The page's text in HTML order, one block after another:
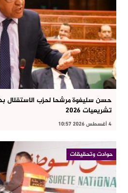
حسن سليغوة مرشحا لحزب الاستقلال
تشريعيات 2026
4 أغسطس 2026 10:57
حوادت وتحقيقات